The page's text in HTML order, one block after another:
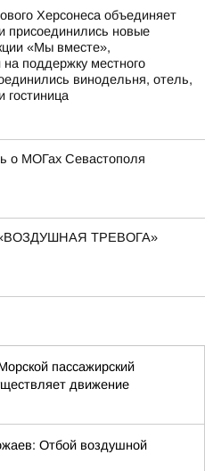
Херсонеса объединяет
присоединились новые
«Мы вместе»,
поддержку местного
винодельня, отель,
гостиница
о МОГах Севастополя
ТРЕВОГА»
пассажирский
движение
Отбой воздушной